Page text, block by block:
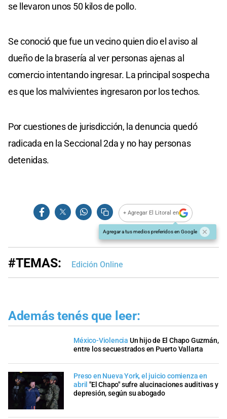
se llevaron unos 50 kilos de pollo.
Se conoció que fue un vecino quien dio el aviso al
dueño de la brasería al ver personas ajenas al
comercio intentando ingresar. La principal sospecha
es que los malvivientes ingresaron por los techos.
Por cuestiones de jurisdicción, la denuncia quedó
radicada en la Seccional 2da y no hay personas
detenidas.
+ Agregar El Litoral en
Agregar a tus medios preferidos en Google
#TEMAS: Edición Online
Además tenés que leer:
México-Violencia Un hijo de El Chapo Guzmán,
entre los secuestrados en Puerto Vallarta
Preso en Nueva York, el juicio comienza en
abril "El Chapo" sufre alucinaciones auditivas y
depresión, según su abogado